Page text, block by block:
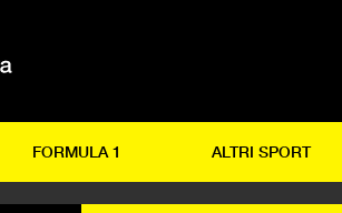
FORMULA 1 ALTRI SPORT